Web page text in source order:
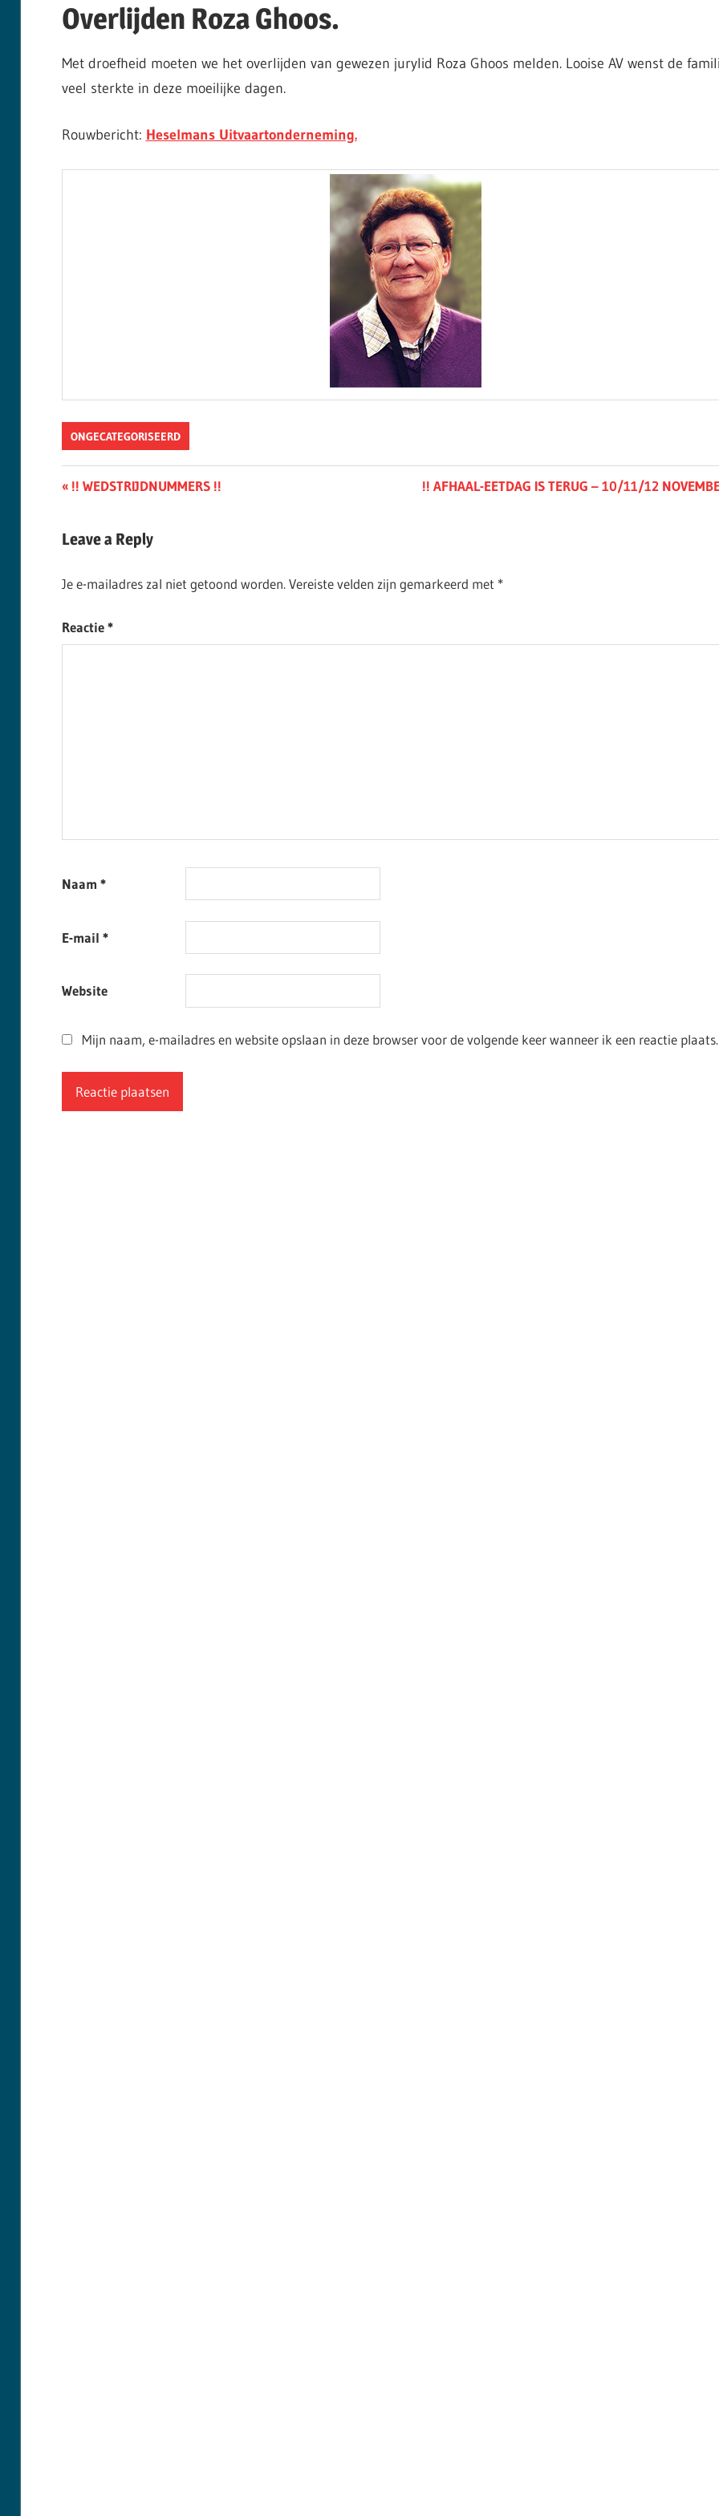
Overlijden Roza Ghoos.
Met droefheid moeten we het overlijden van gewezen jurylid Roza Ghoos melden. Looise AV wenst de
veel sterkte in deze moeilijke dagen.
Rouwbericht: Heselmans Uitvaartonderneming.
ONGECATEGORISEERD
Berichtnavigatie
Previous
!! WEDSTRIJDNUMMERS !!
Next
!! AFHAAL-EETDAG IS TERUG – 10/11/12
Leave a Reply
Je e-mailadres zal niet getoond worden. Vereiste velden zijn gemarkeerd met *
Reactie*
Naam *
E-mail *
Website
Mijn naam, e-mailadres en website opslaan in deze browser voor de volgende keer wanneer ik een reactie plaats.